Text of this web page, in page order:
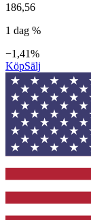
186,56
1 dag %
−1,41%
KöpSälj